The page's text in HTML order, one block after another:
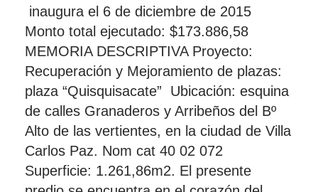
inaugura el 6 de diciembre de 2015
Monto total ejecutado: $173.886,58
MEMORIA DESCRIPTIVA Proyecto:
Recuperación y Mejoramiento de plazas:
plaza “Quisquisacate” Ubicación: esquina
de calles Granaderos y Arribeños del Bº
Alto de las vertientes, en la ciudad de Villa
Carlos Paz. Nom cat 40 02 072
Superficie: 1.261,86m2. El presente